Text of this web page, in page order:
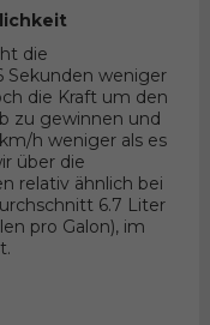
die
Sekunden weniger
die Kraft um den
zu gewinnen und
h weniger als es
über die
relativ ähnlich bei
6.7 Liter
pro Galon), im